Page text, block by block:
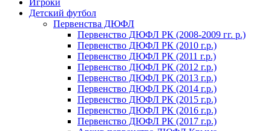
Игроки
Детский футбол
Первенства ДЮФЛ
Первенство ДЮФЛ РК (2008-2009 гг. р.)
Первенство ДЮФЛ РК (2010 г.р.)
Первенство ДЮФЛ РК (2011 г.р.)
Первенство ДЮФЛ РК (2012 г.р.)
Первенство ДЮФЛ РК (2013 г.р.)
Первенство ДЮФЛ РК (2014 г.р.)
Первенство ДЮФЛ РК (2015 г.р.)
Первенство ДЮФЛ РК (2016 г.р.)
Первенство ДЮФЛ РК (2017 г.р.)